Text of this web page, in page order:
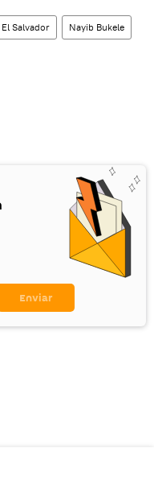
El Salvador Nayib Bukele